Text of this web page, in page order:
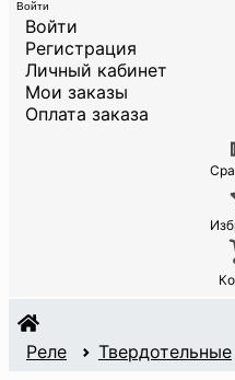
Войти
Войти
Регистрация
Личный кабинет
Мои заказы
Оплата заказа
Реле Твердотельные